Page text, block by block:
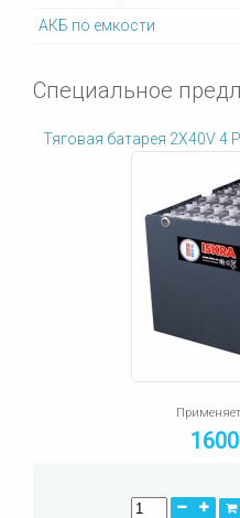
АКБ по емкости
Специальное
Тяговая батарея 2X40V 4